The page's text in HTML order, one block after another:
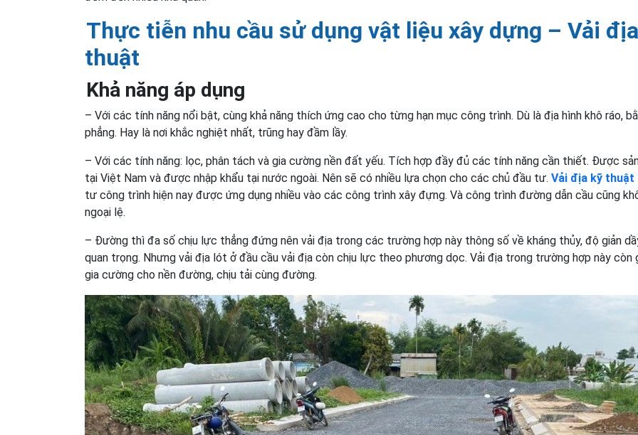
Thực tiễn nhu cầu sử dụng vật liệu xây dựng – Vải
thuật
Khả năng áp dụng
– Với các tính năng nổi bật, cùng khả năng thích ứng cao cho từng hạn mục công trình. Dù là địa hình khô ráo,
phẳng. Hay là nơi khắc nghiệt nhất, trũng hay đầm lầy.
– Với các tính năng: lọc, phân tách và gia cường nền đất yếu. Tích hợp đầy đủ các tính năng cần thiết. Được
tại Việt Nam và được nhập khẩu tại nước ngoài. Nên sẽ có nhiều lựa chọn cho các chủ đầu tư. Vải địa kỹ thuật
tư công trình hiện nay được ứng dụng nhiều vào các công trình xây đựng. Và công trình đường dẫn cầu cũng
ngoại lệ.
– Đường thì đa số chịu lực thẳng đứng nên vải địa trong các trường hợp này thông số về kháng thủy, độ giản
quan trọng. Nhưng vải địa lót ở đầu cầu vải địa còn chịu lực theo phương dọc. Vải địa trong trường hợp này còn
gia cường cho nền đường, chịu tải cùng đường.